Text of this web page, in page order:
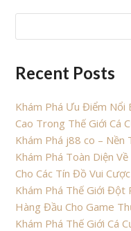
Recent Posts
Khám Phá Ưu Điểm
Cao Trong Thế Giới Cá
Khám Phá j88 co – Nền
Khám Phá Toàn Diện
Cho Các Tín Đồ Vui Cược
Khám Phá Thế Giới Đột
Hàng Đầu Cho Game
Khám Phá Thế Giới Cá